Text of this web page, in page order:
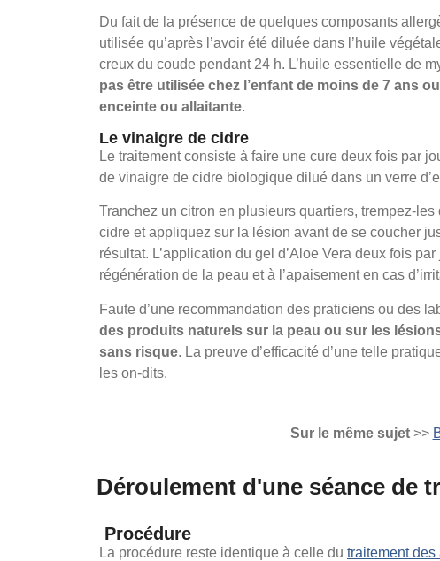
Du fait de la présence de quelques composants
utilisée qu’après l’avoir été diluée dans l’huile
creux du coude pendant 24 h. L’huile essentielle de
pas être utilisée chez l’enfant de moins de 7 ans
enceinte ou allaitante.
Le vinaigre de cidre
Le traitement consiste à faire une cure deux fois par
de vinaigre de cidre biologique dilué dans un verre
Tranchez un citron en plusieurs quartiers, trempez-
cidre et appliquez sur la lésion avant de se coucher
résultat. L’application du gel d’Aloe Vera deux fois
régénération de la peau et à l’apaisement en cas
Faute d’une recommandation des praticiens ou des
des produits naturels sur la peau ou sur les
sans risque. La preuve d’efficacité d’une telle
les on-dits.
Sur le même sujet>>
Déroulement d'une séance de
Procédure
La procédure reste identique à celle du traitement